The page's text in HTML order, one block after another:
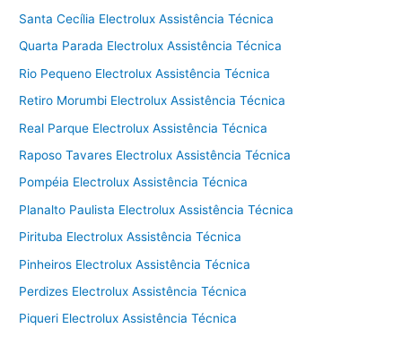
Santa Cecília Electrolux Assistência Técnica
Quarta Parada Electrolux Assistência Técnica
Rio Pequeno Electrolux Assistência Técnica
Retiro Morumbi Electrolux Assistência Técnica
Real Parque Electrolux Assistência Técnica
Raposo Tavares Electrolux Assistência Técnica
Pompéia Electrolux Assistência Técnica
Planalto Paulista Electrolux Assistência Técnica
Pirituba Electrolux Assistência Técnica
Pinheiros Electrolux Assistência Técnica
Perdizes Electrolux Assistência Técnica
Piqueri Electrolux Assistência Técnica